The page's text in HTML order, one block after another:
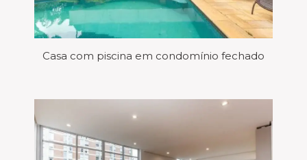
Casa com piscina em condomínio fechado